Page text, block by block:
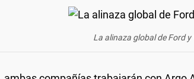
La alinaza global de Ford